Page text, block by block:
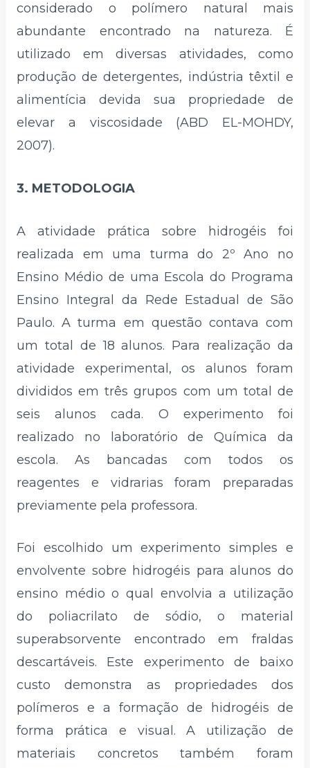
considerado o polímero natural mais
abundante encontrado na natureza. É
utilizado em diversas atividades, como
produção de detergentes, indústria têxtil e
alimentícia devida sua propriedade de
elevar a viscosidade (ABD EL-MOHDY,
2007).
3. METODOLOGIA
A atividade prática sobre hidrogéis foi
realizada em uma turma do 2º Ano no
Ensino Médio de uma Escola do Programa
Ensino Integral da Rede Estadual de São
Paulo. A turma em questão contava com
um total de 18 alunos. Para realização da
atividade experimental, os alunos foram
divididos em três grupos com um total de
seis alunos cada. O experimento foi
realizado no laboratório de Química da
escola. As bancadas com todos os
reagentes e vidrarias foram preparadas
previamente pela professora.
Foi escolhido um experimento simples e
envolvente sobre hidrogéis para alunos do
ensino médio o qual envolvia a utilização
do poliacrilato de sódio, o material
superabsorvente encontrado em fraldas
descartáveis. Este experimento de baixo
custo demonstra as propriedades dos
polímeros e a formação de hidrogéis de
forma prática e visual. A utilização de
materiais concretos também foram